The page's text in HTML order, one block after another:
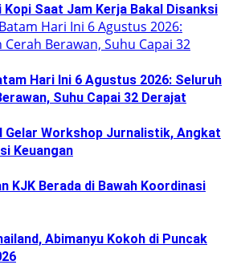
Saat Jam Kerja Bakal Disanksi
Hari Ini 6 Agustus 2026: Seluruh
Suhu Capai 32 Derajat
Gelar Workshop Jurnalistik, Angkat
Keuangan
KJK Berada di Bawah Koordinasi
Abimanyu Kokoh di Puncak